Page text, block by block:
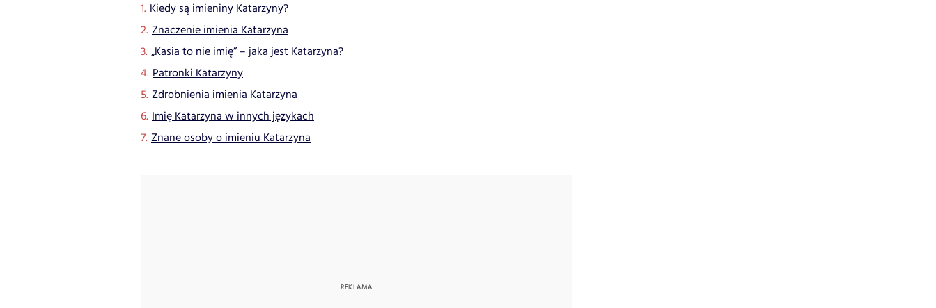
Kiedy są imieniny Katarzyny?
Znaczenie imienia Katarzyna
„Kasia to nie imię” – jaka jest Katarzyna?
Patronki Katarzyny
Zdrobnienia imienia Katarzyna
Imię Katarzyna w innych językach
Znane osoby o imieniu Katarzyna